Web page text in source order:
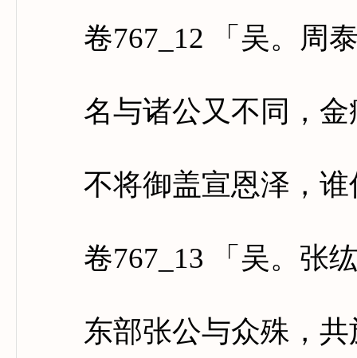
卷767_12 「吴。周
名与诸公又不同，金
不将御盖宣恩泽，谁
卷767_13 「吴。张
东部张公与众殊，共